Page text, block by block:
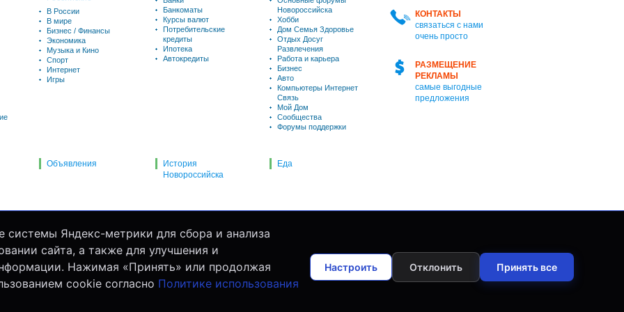
КОНТАКТЫ
связаться с нами
очень просто
РАЗМЕЩЕНИЕ
РЕКЛАМЫ
самые выгодные
предложения
В России
В мире
Бизнес / Финансы
Экономика
Музыка и Кино
Спорт
Интернет
Игры
Банкоматы
Курсы валют
Потребительские
кредиты
Ипотека
Автокредиты
Новороссийска
Хобби
Дом Семья Здоровье
Отдых Досуг
Развлечения
Работа и карьера
Бизнес
Авто
Компьютеры Интернет
Связь
Мой Дом
Сообщества
Форумы поддержки
Объявления
История
Новороссийска
Еда
Яндекс-метрики для сбора и анализа
сайта, а также для улучшения и
Нажимая «Принять» или продолжая
cookie согласно Политике использования
Настроить Отклонить Принять все